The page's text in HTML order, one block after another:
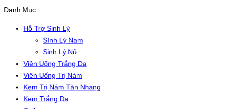
Danh Mục
Hỗ Trợ Sinh Lý
SInh Lý Nam
Sinh Lý Nữ
Viên Uống Trắng Da
Viên Uống Trị Nám
Kem Trị Nám Tàn Nhang
Kem Trắng Da